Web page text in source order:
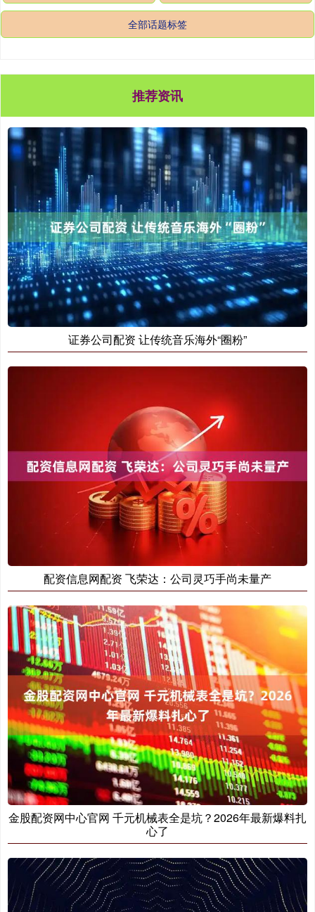
全部话题标签
推荐资讯
证券公司配资 让传统音乐海外“圈粉”
配资信息网配资 飞荣达：公司灵巧手尚未量产
金股配资网中心官网 千元机械表全是坑？2026年最新爆料扎
心了